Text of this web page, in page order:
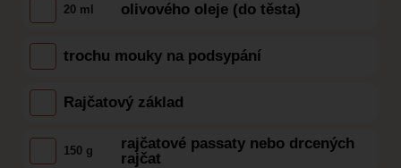
20 ml olivového oleje (do těsta)
trochu mouky na podsypání
Rajčatový základ
150 g
rajčatové passaty nebo drcených
rajčat